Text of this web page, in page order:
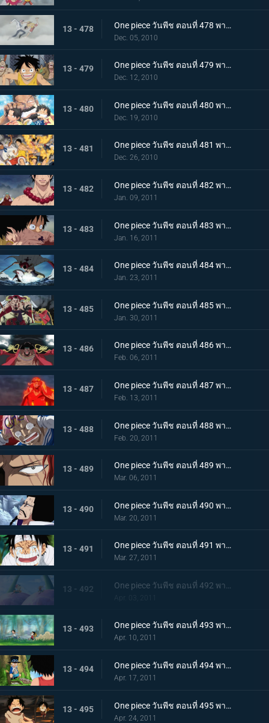
13 - 478 One piece วันพีช ตอนที่ 478 พากย์ไทย เพื่อคำสัญญา!! การปะทะของ ลูฟี่ กับ โคบี้
Dec. 05, 2010
13 - 479 One piece วันพีช ตอนที่ 479 พากย์ไทย แท่นประหารอยู่แค่เอื้อม! ทางไปหาเอสเปิดออกแล้ว!!
Dec. 12, 2010
13 - 480 One piece วันพีช ตอนที่ 480 พากย์ไทย บนเส้นทางที่แตกต่างกัน! ลูฟี่ ปะทะ การ์ป
Dec. 19, 2010
13 - 481 One piece วันพีช ตอนที่ 481 พากย์ไทย ช่วยเอสสำเร็จ!!! คำสั่งสุดท้ายของหนวดขาว!
Dec. 26, 2010
13 - 482 One piece วันพีช ตอนที่ 482 พากย์ไทย พลังที่แผดเผาได้แม้แต่ไฟ การไล่ล่าอย่างโหดเหี้ยมของอาคาอินุ
Jan. 09, 2011
13 - 483 One piece วันพีช ตอนที่ 483 พากย์ไทย ตามหาคำตอบ เอสหมัดอัคคีตายในสนามรบ
Jan. 16, 2011
13 - 484 One piece วันพีช ตอนที่ 484 พากย์ไทย ศูนย์ใหญ่พินาศ! ความโกรธของหนวดขาวที่ไร้ซึ่งคำพูดใดๆ!
Jan. 23, 2011
13 - 485 One piece วันพีช ตอนที่ 485 พากย์ไทย สะสางความแค้น หนวดขาว ปะทะ กลุ่มโจรสลัดหนวดดำ
Jan. 30, 2011
13 - 486 One piece วันพีช ตอนที่ 486 พากย์ไทย โชว์เริ่มเปิดม่าน! แผนร้ายของหนวดดำที่ถูกเปิดเผย!
Feb. 06, 2011
13 - 487 One piece วันพีช ตอนที่ 487 พากย์ไทย ทิฐิของอาคาอินุ! หมัดแม็กม่าที่พุ่งใส่ลูฟี่!
Feb. 13, 2011
13 - 488 One piece วันพีช ตอนที่ 488 พากย์ไทย เสียงร้องตะโกนสุดชีวิต! ชั่วขณะที่ความกล้าได้เปลี่ยนแปลงชะตากรรม!
Feb. 20, 2011
13 - 489 One piece วันพีช ตอนที่ 489 พากย์ไทย แซงคูสปรากฏตัว! จุดสิ้นสุดของมหาสงคราม
Mar. 06, 2011
13 - 490 One piece วันพีช ตอนที่ 490 พากย์ไทย เปิดศึกชิงอำนาจ! การเริ่มต้นของยุคสมัยใหม่!
Mar. 20, 2011
13 - 491 One piece วันพีช ตอนที่ 491 พากย์ไทย ขึ้นสู่เกาะสตรี ! ความจริงอันโหดร้ายที่โถมใส่ลูฟี่
Mar. 27, 2011
13 - 492
Apr. 03, 2011
13 - 493 One piece วันพีช ตอนที่ 493 พากย์ไทย ลูฟี่กับเอส เรื่องราวการพบกันของพี่น้องทั้งสอง!
Apr. 10, 2011
13 - 494 One piece วันพีช ตอนที่ 494 พากย์ไทย ซาโบะปรากฏตัว! เด็กชายจากเกรย์ เทอร์มินอล
Apr. 17, 2011
13 - 495 One piece วันพีช ตอนที่ 495 พากย์ไทย ฉันจะไม่หนี! การช่วยเหลืออันแน่วแน่ของเอส
Apr. 24, 2011